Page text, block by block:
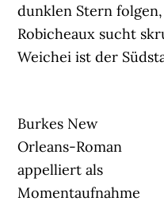
dunklen Stern
Robicheaux sucht
Weichei ist der
Burkes New
Orleans-Roman
appelliert als
Momentaufnahme